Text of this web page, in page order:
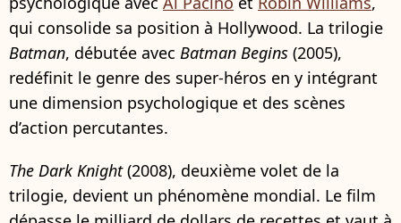
qui consolide sa position à Hollywood. La trilogie
Batman, débutée avec Batman Begins (2005),
redéfinit le genre des super-héros en y intégrant
une dimension psychologique et des scènes
d’action percutantes.
The Dark Knight(2008), deuxième volet de la
trilogie, devient un phénomène mondial. Le film